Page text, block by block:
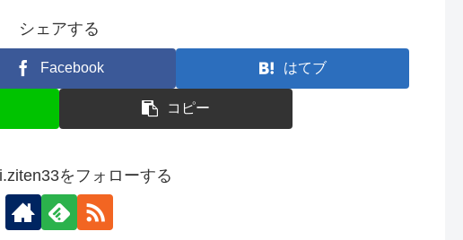
シェアする
Facebook はてブ
コピー
をフォローする